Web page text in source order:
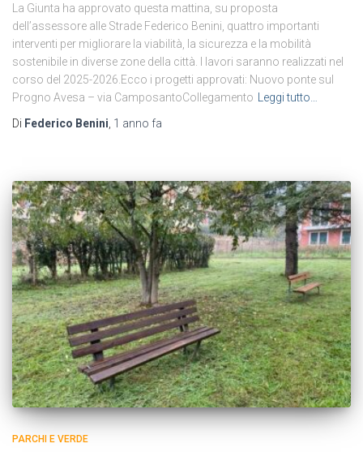
La Giunta ha approvato questa mattina, su proposta
dell’assessore alle Strade Federico Benini, quattro importanti
interventi per migliorare la viabilità, la sicurezza e la mobilità
sostenibile in diverse zone della città. I lavori saranno realizzati nel
corso del 2025-2026.Ecco i progetti approvati: Nuovo ponte sul
Progno Avesa – via CamposantoCollegamento
Leggi tutto…
Di Federico Benini 1 anno fa
PARCHI E VERDE